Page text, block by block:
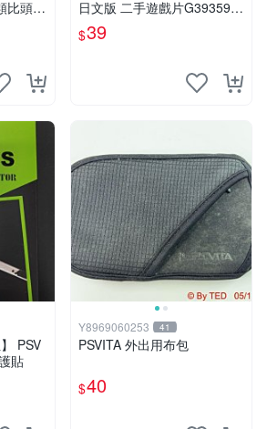
比頭
防
日文版 二手遊戲片G39359
(下標前請先詢問)
$39
PSV
貼
Y8969060253 41
PSVITA 外出用布包
$40